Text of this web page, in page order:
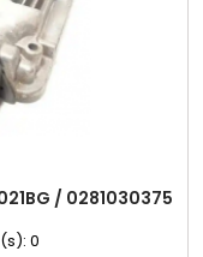
/ 0281030375
0